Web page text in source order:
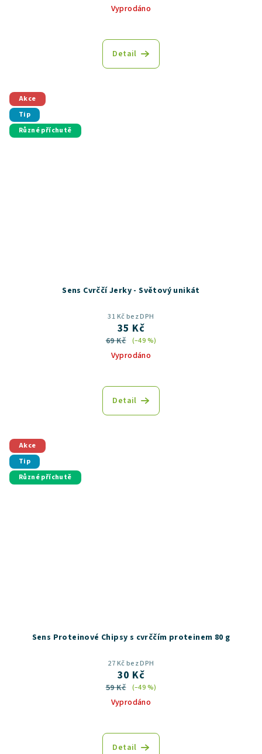
Vyprodáno
Detail
Akce
Tip
Různé příchutě
Sens Cvrččí Jerky - Světový unikát
31 Kč bez DPH
35 Kč
69 Kč (–49 %)
Vyprodáno
hodnocení
produktu
Detail
Akce
Tip
Různé příchutě
Sens Proteinové Chipsy s cvrččím proteinem 80 g
27 Kč bez DPH
30 Kč
59 Kč (–49 %)
Vyprodáno
hodnocení
produktu
Detail